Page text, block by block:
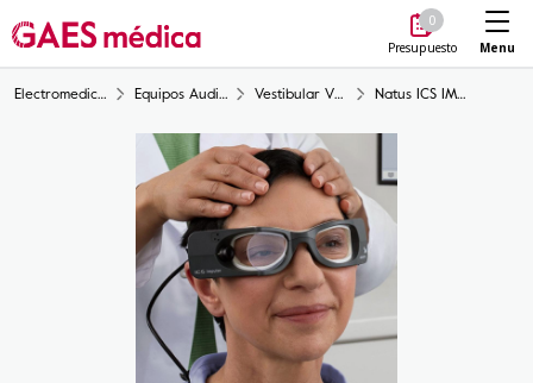
0
Presupuesto Menu
Electromedicina Equipos Audiología Vestibular VNG Natus ICS IMPULSE vHIT 6 canales con ordenador portátil